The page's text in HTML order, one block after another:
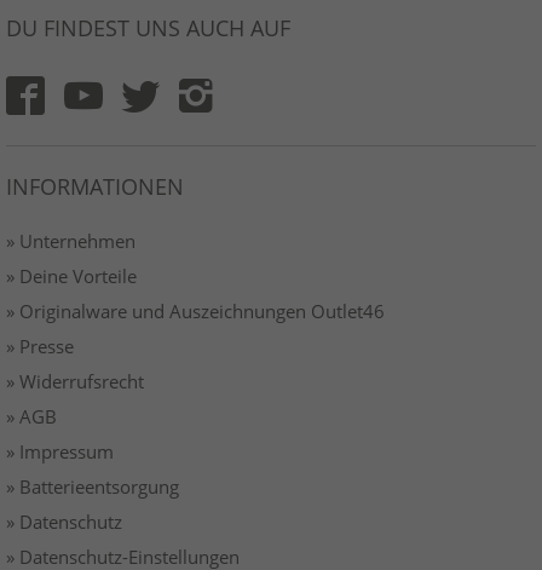
DU FINDEST UNS AUCH AUF
INFORMATIONEN
» Unternehmen
» Deine Vorteile
» Originalware und Auszeichnungen Outlet46
» Presse
» Widerrufsrecht
» AGB
» Impressum
» Batterieentsorgung
» Datenschutz
» Datenschutz-Einstellungen